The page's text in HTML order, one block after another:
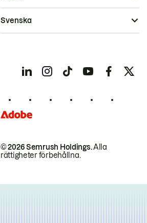
© 2026 Semrush Holdings.Alla
rättigheter förbehållna.
Svenska